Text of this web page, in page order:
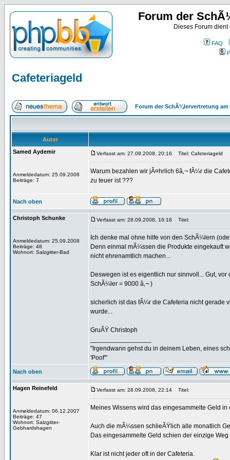
Forum der
Dieses Forum
FAQ
Cafeteriageld
Forum der SchÃ¼lervertretung
Autor
Samed Aydemir
Anmeldedatum: 25.09.2008
Beiträge: 7
Verfasst am: 27.09.2008, 20:16 Titel: Cafeteriageld
Warum bezahlen wir jÃ¤hrlich 6â‚¬ fÃ¼r die
zu teuer ist ???
Nach oben
Christoph Schunke
Anmeldedatum: 25.09.2008
Beiträge: 48
Wohnort: Salzgitter-Bad
Verfasst am: 28.09.2008, 16:18 Titel:
Ich denke mal ohne hilfe von den SchÃ¼lern
Denn einmal mÃ¼ssen die Produkte eingekauft
nicht ehrenamtlich machen...
Deswegen ist es eigentlich nur sinnvoll... Gut,
SchÃ¼ler = 9000 â‚¬ )
sicherlich ist das fÃ¼r die Cafeteria nicht gerade
wurde...
GruÃŸ Christoph
"Irgendwann gehst du in deinem Leben, eines
'Poof'"
Nach oben
Hagen Reinefeld
Anmeldedatum: 06.12.2007
Beiträge: 47
Wohnort: Salzgitter-
Gebhardshagen
Verfasst am: 28.09.2008, 22:14 Titel:
Meines Wissens wird das eingesammelte Geld
Auch die mÃ¼ssen schlieÃŸlich alle monatlich
Das eingesammelte Geld schien der einzige
Klar ist nicht jeder oft in der Cafeteria.